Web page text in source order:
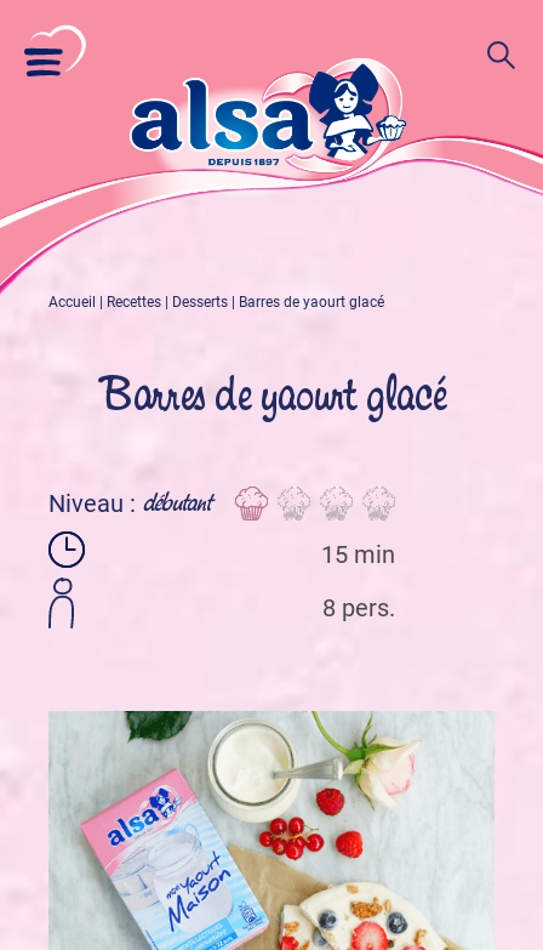
Accueil Recettes Desserts Barres de yaourt glacé
Barres de yaourt glacé
Niveau : débutant
15 min
8 pers.